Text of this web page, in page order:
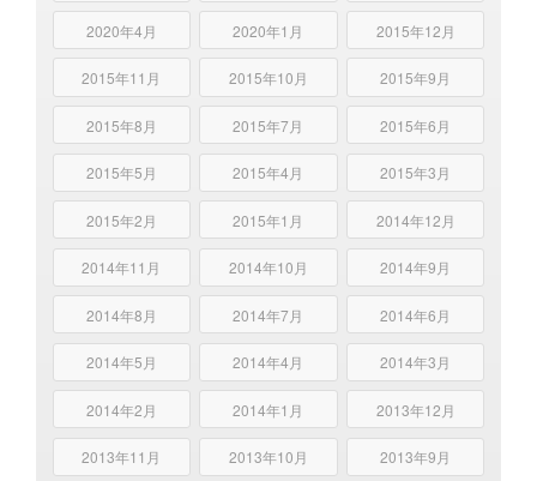
2020年4月 2020年1月 2015年12月
2015年11月 2015年10月 2015年9月
2015年8月 2015年7月 2015年6月
2015年5月 2015年4月 2015年3月
2015年2月 2015年1月 2014年12月
2014年11月 2014年10月 2014年9月
2014年8月 2014年7月 2014年6月
2014年5月 2014年4月 2014年3月
2014年2月 2014年1月 2013年12月
2013年11月 2013年10月 2013年9月